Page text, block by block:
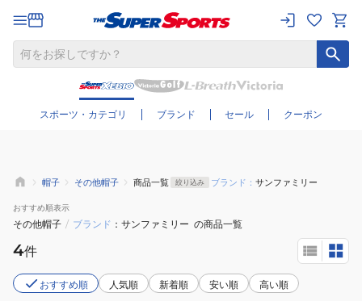
スポーツ・カテゴリ ブランド セール クーポン
さらに絞り込む
帽子 その他帽子 商品一覧 絞り込み ブランド： サンファミリー
おすすめ順表示
その他帽子 / ブランド サンファミリー の商品一覧
4件
おすすめ順 人気順 新着順 安い順 高い順